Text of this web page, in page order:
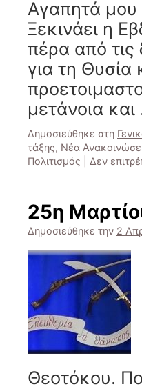
Αγαπητά μου
Ξεκινάει η
πέρα από τις
για τη
μετάνοια
Δημοσιεύθηκε στη
τάξης, Νέα
Πολιτισμός
Δεν
25η
Δημοσιεύθηκε την 2
Θεοτόκου.